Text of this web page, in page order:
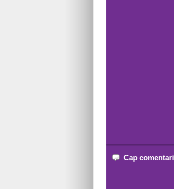
Cap comentari